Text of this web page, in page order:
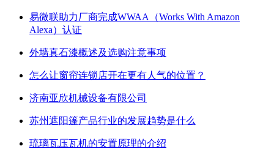
易微联助力厂商完成WWAA（Works With Amazon
Alexa）认证
外墙真石漆概述及选购注意事项
怎么让窗帘连锁店开在更有人气的位置？
济南亚欣机械设备有限公司
苏州遮阳篷产品行业的发展趋势是什么
琉璃瓦压瓦机的安置原理的介绍